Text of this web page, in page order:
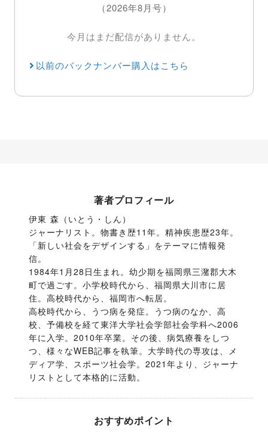
（2026年8月号）
今月はまだ配信がありません。
以前のバックナンバー購入はこちら
著者プロフィール
伊東 森（いとう・しん）
ジャーナリスト。物書き歴11年。精神疾患歴23年。
「新しい社会をデザインする」をテーマに情報発
信。
1984年1月28日生まれ。幼少期を福岡県三潴郡大木
町で過ごす。小学校時代から、福岡県大川市に居
住。高校時代から、福岡市へ転居。
高校時代から、うつ病を発症。うつ病のなか、高
校、予備校を経て東洋大学社会学部社会学科へ2006
年に入学。2010年卒業。その後、病気療養をしつ
つ、様々なWEB記事を執筆。大学時代の専攻は、メ
ディア学、スポーツ社会学。2021年より、ジャーナ
リストとして本格的に活動。
おすすめポイント